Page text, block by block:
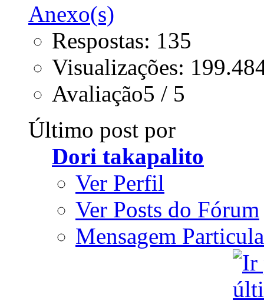
Respostas: 135
Visualizações:
Avaliação5 / 5
Último post por
Dori takapalito
Ver Perfil
Ver Posts do Fórum
Mensagem